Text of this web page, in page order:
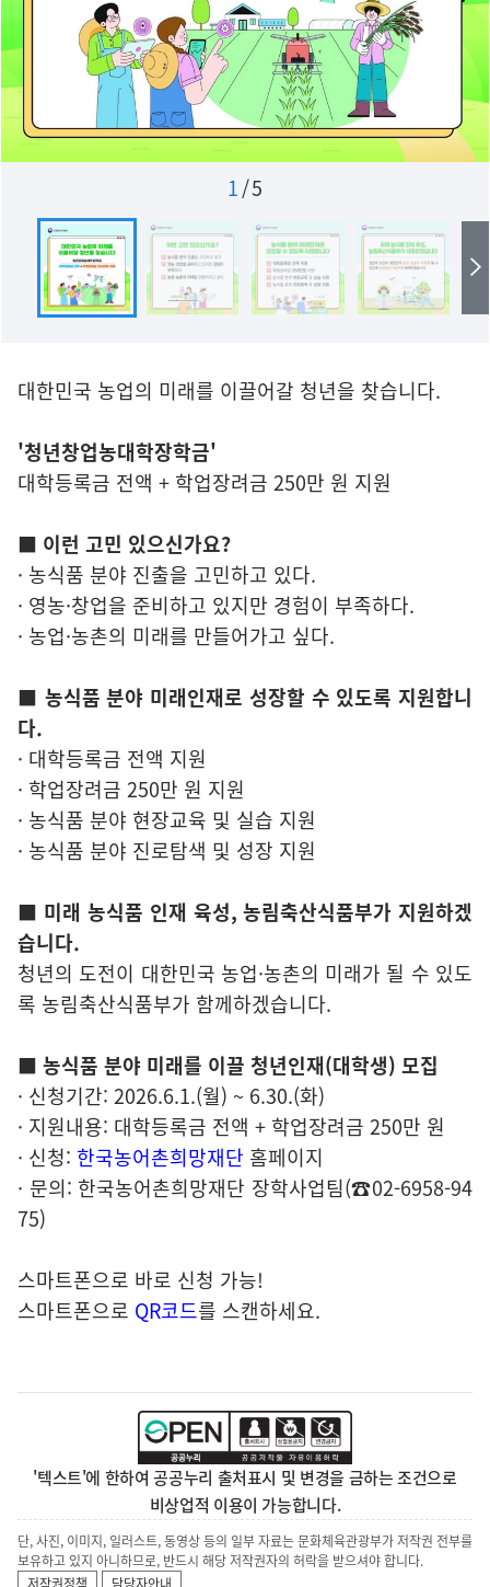
1/5
대한민국 농업의 미래를 이끌어갈 청년을 찾습니다.
'청년창업농대학장학금'
대학등록금 전액 + 학업장려금 250만 원 지원
■ 이런 고민 있으신가요?
· 농식품 분야 진출을 고민하고 있다.
· 영농·창업을 준비하고 있지만 경험이 부족하다.
· 농업·농촌의 미래를 만들어가고 싶다.
■ 농식품 분야 미래인재로 성장할 수 있도록 지원합니
다.
· 대학등록금 전액 지원
· 학업장려금 250만 원 지원
· 농식품 분야 현장교육 및 실습 지원
· 농식품 분야 진로탐색 및 성장 지원
■ 미래 농식품 인재 육성, 농림축산식품부가 지원하겠
습니다.
청년의 도전이 대한민국 농업·농촌의 미래가 될 수 있도
록 농림축산식품부가 함께하겠습니다.
■ 농식품 분야 미래를 이끌 청년인재(대학생) 모집
· 신청기간: 2026.6.1.(월) ~ 6.30.(화)
· 지원내용: 대학등록금 전액 + 학업장려금 250만 원
· 신청: 한국농어촌희망재단 홈페이지
· 문의: 한국농어촌희망재단 장학사업팀(☎02-6958-94
75)
스마트폰으로 바로 신청 가능!
스마트폰으로 QR코드를 스캔하세요.
'텍스트'에 한하여 공공누리 출처표시 및 변경을 금하는 조건으로
비상업적 이용이 가능합니다.
단, 사진, 이미지, 일러스트, 동영상 등의 일부 자료는 문화체육관광부가 저작권 전부를
보유하고 있지 아니하므로, 반드시 해당 저작권자의 허락을 받으셔야 합니다.